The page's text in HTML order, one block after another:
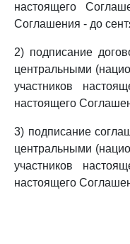
настоящего
Соглашения - до
2) подписание
центральными
участников
настоящего
3) подписание
центральными
участников
настоящего